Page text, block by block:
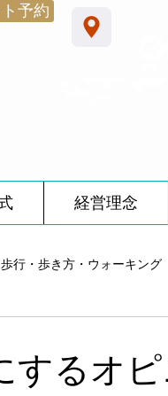
予約
経営理念
歩行・歩き方・ウォーキング
するオ